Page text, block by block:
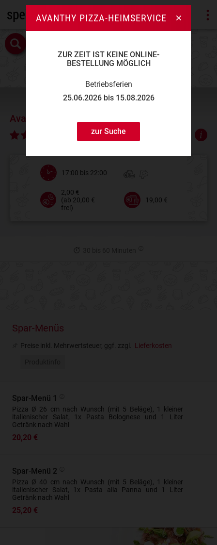
Avanthy Pizza-Heimservice
∅ 4,43
17:00 bis 22:00
2,00 €
(ab 20,00 €
frei)
19,00 €
Spar-Menüs
Preise inkl. Mehrwertsteuer, ggf. zzgl. Lieferkosten
Spar-Menü 1
Pizza Ø 26 cm nach Wunsch (mit 5 Beläge), 1 kleiner
italienischer Salat, 1x Pasta Bolognese und 1 Liter
Getränk nach Wahl
20,20 €
Spar-Menü 2
Pizza Ø 40 cm nach Wunsch (mit 5 Beläge), 1 kleiner
italienischer Salat, 1x Pasta alla Panna und 1 Liter
Getränk nach Wahl
25,20 €
AVANTHY PIZZA-HEIMSERVICE
ZUR ZEIT IST KEINE ONLINE-
BESTELLUNG MÖGLICH
Betriebsferien
25.06.2026 bis 15.08.2026
zur Suche